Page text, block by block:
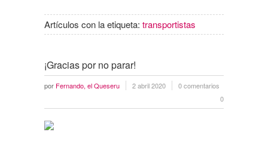
Artículos con la etiqueta: transportistas
¡Gracias por no parar!
por Fernando, el Queseru 2 abril 2020
0 comentarios
0